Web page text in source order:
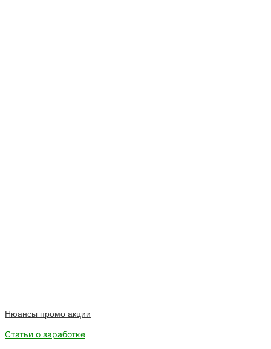
Нюансы промо акции
Статьи о заработке